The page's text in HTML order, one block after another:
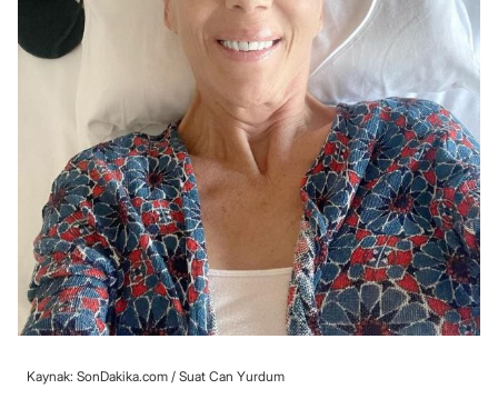
Kaynak: SonDakika.com / Suat Can Yurdum